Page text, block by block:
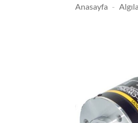
Anasayfa -